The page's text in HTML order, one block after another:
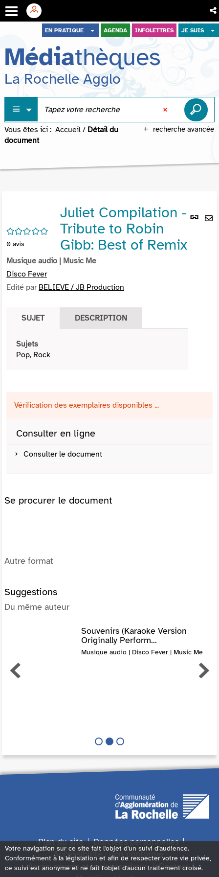
menu
contenu
recherche
EN PRATIQUE AGENDA INFOLETTRES JE SUIS
Médiathèques
La Rochelle Agglo
recherche avancée
Vous êtes ici : Accueil / Détail du
document
Lien
/5
0 avis
Juliet Compilation -
Tribute to Robin
Gibb: Best of Remix
Musique audio | Music Me
Disco Fever
Edité par BELIEVE / JB Production
SUJET DESCRIPTION
Sujets
Pop, Rock
Vérification des exemplaires disponibles ...
Consulter en ligne
Consulter le document
Se procurer le document
Autre format
Suggestions
Du même auteur
Souvenirs (Karaoke Version
Originally Perform...
Musique audio | Disco Fever | Music Me
Plan du site
Données personnelles
Accessibilité : non conforme
Accès sourds et malentendants
Contact
Votre navigation sur ce site fait l'objet d'un suivi d'audience.
Conformément à la législation et afin de respecter votre vie privée,
ce suivi est anonyme et ne fait l'objet d'aucun traitement croisé.